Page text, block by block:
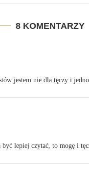
8 KOMENTARZY
jestem nie dla tęczy i
lepiej czytać, to mogę i